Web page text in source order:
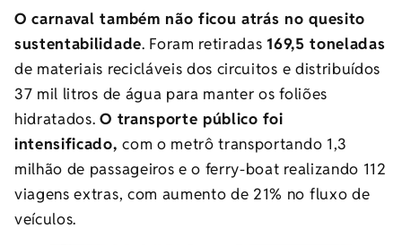
O carnaval também não ficou atrás no quesito
sustentabilidade. Foram retiradas 169,5 toneladas
de materiais recicláveis dos circuitos e distribuídos
37 mil litros de água para manter os foliões
hidratados.O transporte público foi
intensificado,com o metrô transportando 1,3
milhão de passageiros e o ferry-boat realizando 112
viagens extras, com aumento de 21% no fluxo de
veículos.